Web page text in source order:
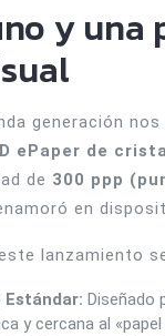
y una
generación
ePaper de
de 300 ppp
en
lanzamiento
Estándar: Diseñado
y cercana al